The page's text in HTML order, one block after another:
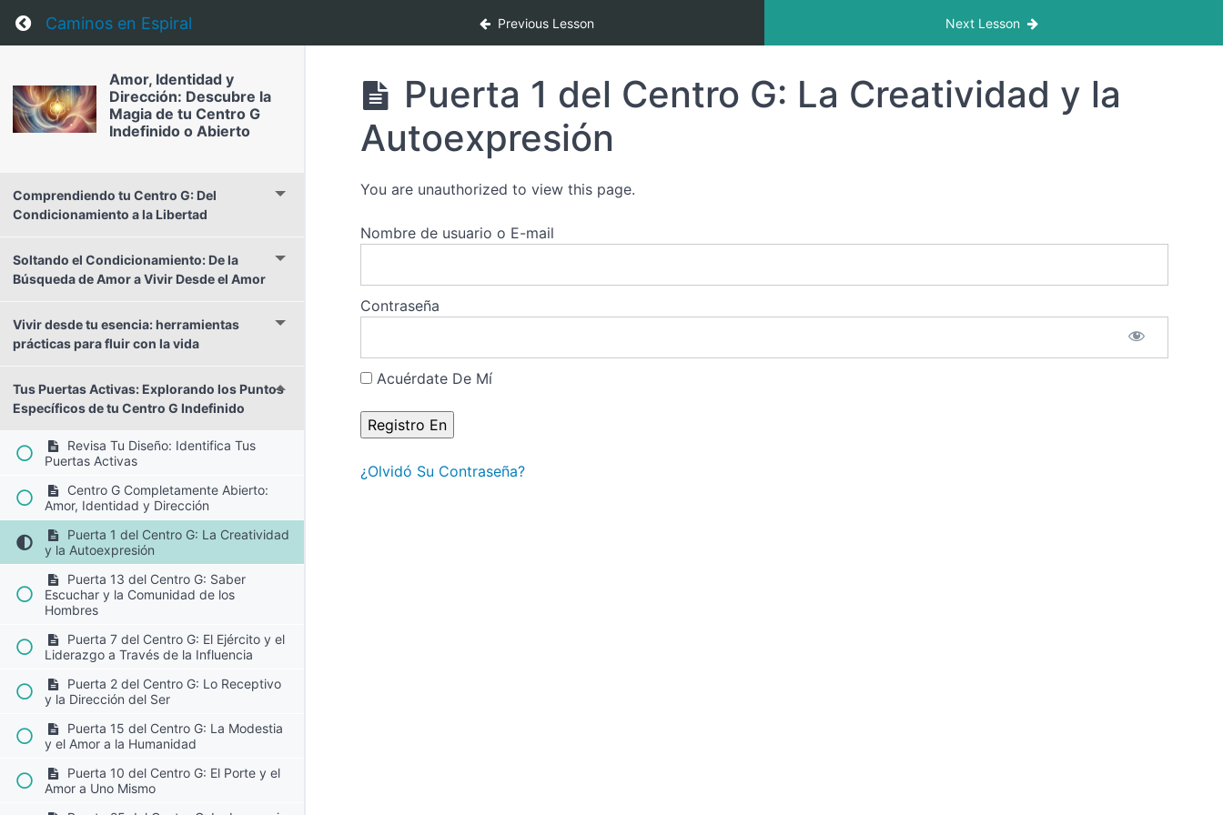
Return to course: Amor, Identidad y Dirección: Descubre la Magia de tu Centro G Indefinido o Abierto
Caminos en Espiral Previous Lesson Next Lesson
Amor, Identidad y
Dirección: Descubre la
Magia de tu Centro G
Indefinido o Abierto
Comprendiendo tu Centro G: Del
Condicionamiento a la Libertad
Soltando el Condicionamiento: De la
Búsqueda de Amor a Vivir Desde el Amor
Vivir desde tu esencia: herramientas
prácticas para fluir con la vida
Tus Puertas Activas: Explorando los Puntos
Específicos de tu Centro G Indefinido
Revisa Tu Diseño: Identifica Tus
Puertas Activas
Centro G Completamente Abierto:
Amor, Identidad y Dirección
Puerta 1 del Centro G: La Creatividad
y la Autoexpresión
Puerta 13 del Centro G: Saber
Escuchar y la Comunidad de los
Hombres
Puerta 7 del Centro G: El Ejército y el
Liderazgo a Través de la Influencia
Puerta 2 del Centro G: Lo Receptivo
y la Dirección del Ser
Puerta 15 del Centro G: La Modestia
y el Amor a la Humanidad
Puerta 10 del Centro G: El Porte y el
Amor a Uno Mismo
Puerta 1 del Centro G: La Creatividad y la
Autoexpresión
You are unauthorized to view this page.
Nombre de usuario o E-mail
Contraseña
Acuérdate De Mí
¿Olvidó Su Contraseña?